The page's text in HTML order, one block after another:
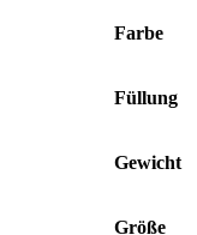
Farbe
Füllung
Gewicht
Größe